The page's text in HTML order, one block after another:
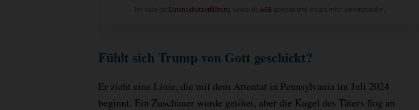
Ich habe die Datenschutzerklärung sowie die AGB gelesen und erkläre mich einverstanden.
Fühlt sich Trump von Gott geschickt?
Er zieht eine Linie, die mit dem Attentat in Pennsylvania im Juli 2024
beginnt. Ein Zuschauer wurde getötet, aber die Kugel des Täters flog an